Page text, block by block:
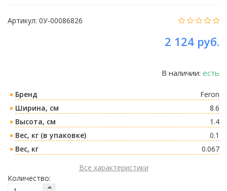
Артикул: 0У-00086826
2 124 руб.
В наличии: есть
Бренд
Feron
Ширина, см
8.6
Высота, см
1.4
Вес, кг (в упаковке)
0.1
Вес, кг
0.067
Все характеристики
Количество: